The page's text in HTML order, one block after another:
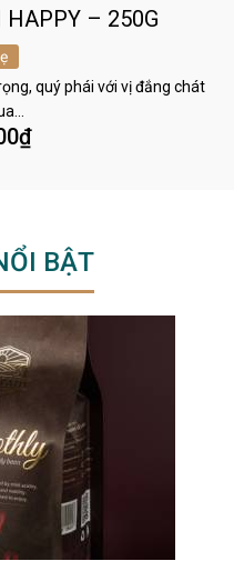
– 250G
quý phái với vị đắng chát
₫
BẬT